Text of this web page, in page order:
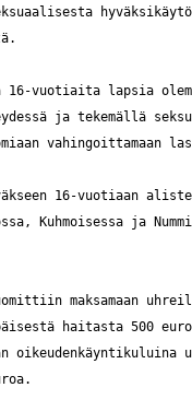
16-vuotiaita lapsia
ja tekemällä
16-vuotiaan
Kuhmoisessa ja
maksamaan
haitasta 500
oikeudenkäyntikuluina